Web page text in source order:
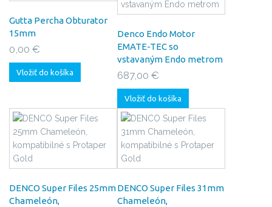
Gutta Percha Obturator
15mm
0,00 €
Vložiť do košíka
Denco Endo Motor
EMATE-TEC so
vstavaným Endo metrom
687,00 €
Vložiť do košíka
DENCO Super Files 25mm
Chameleón,
DENCO Super Files 31mm
Chameleón,